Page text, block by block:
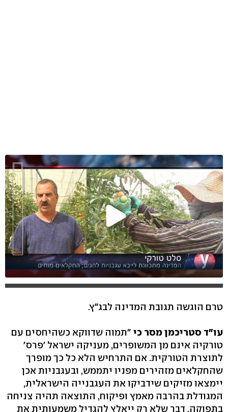
טרם הוגשה תגובת המדינה לבג"ץ.
עו"ד סטריכמן מסר כי "תמוה שדווקא כשהיחסים עם
טורקיה אינם מן המשופרים, מעניקה ישראל 'פרס'
לתוצרת הטורקית. אם התרחיש הלא כל כך מופרך
שהחקלאים מזהירים מפניו יתממש, ובעגבניות אכן
יימצאו מזיקים שידביקו את העגבנייה הישראלית,
המגודלת בהרבה מאמץ ופיקוח, התוצאה תהיה צניחה
בתפוקה, דבר שלא רק ייאלץ להגדיל משמעותית את